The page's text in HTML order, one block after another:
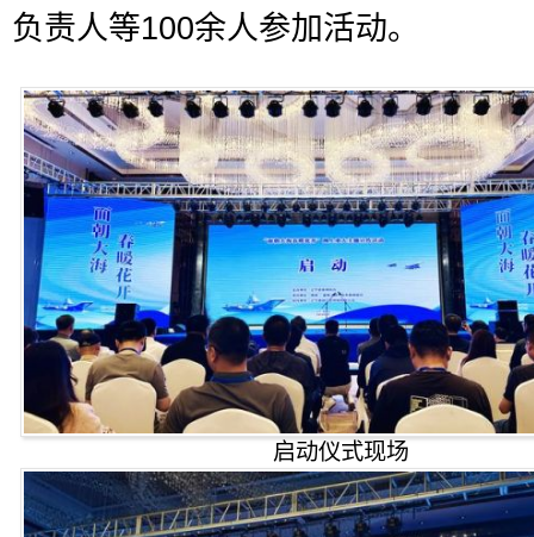
负责人等100余人参加活动。
启动仪式现场